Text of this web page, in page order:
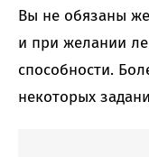
Вы не обязаны
и при желании
способности.
некоторых